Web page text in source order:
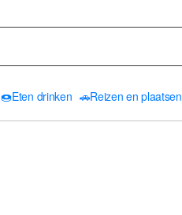
🍩Eten drinken 🚗Reizen en plaatsen